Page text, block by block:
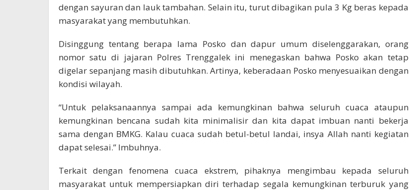
dengan sayuran dan lauk tambahan. Selain itu, turut dibagikan pula 3 Kg beras kepada
masyarakat yang membutuhkan.
Disinggung tentang berapa lama Posko dan dapur umum diselenggarakan, orang
nomor satu di jajaran Polres Trenggalek ini menegaskan bahwa Posko akan tetap
digelar sepanjang masih dibutuhkan. Artinya, keberadaan Posko menyesuaikan dengan
kondisi wilayah.
“Untuk pelaksanaannya sampai ada kemungkinan bahwa seluruh cuaca ataupun
kemungkinan bencana sudah kita minimalisir dan kita dapat imbuan nanti bekerja
sama dengan BMKG. Kalau cuaca sudah betul-betul landai, insya Allah nanti kegiatan
dapat selesai.” Imbuhnya.
Terkait dengan fenomena cuaca ekstrem, pihaknya mengimbau kepada seluruh
masyarakat untuk mempersiapkan diri terhadap segala kemungkinan terburuk yang